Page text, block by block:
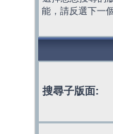
能，請反選下一
搜尋子版面: